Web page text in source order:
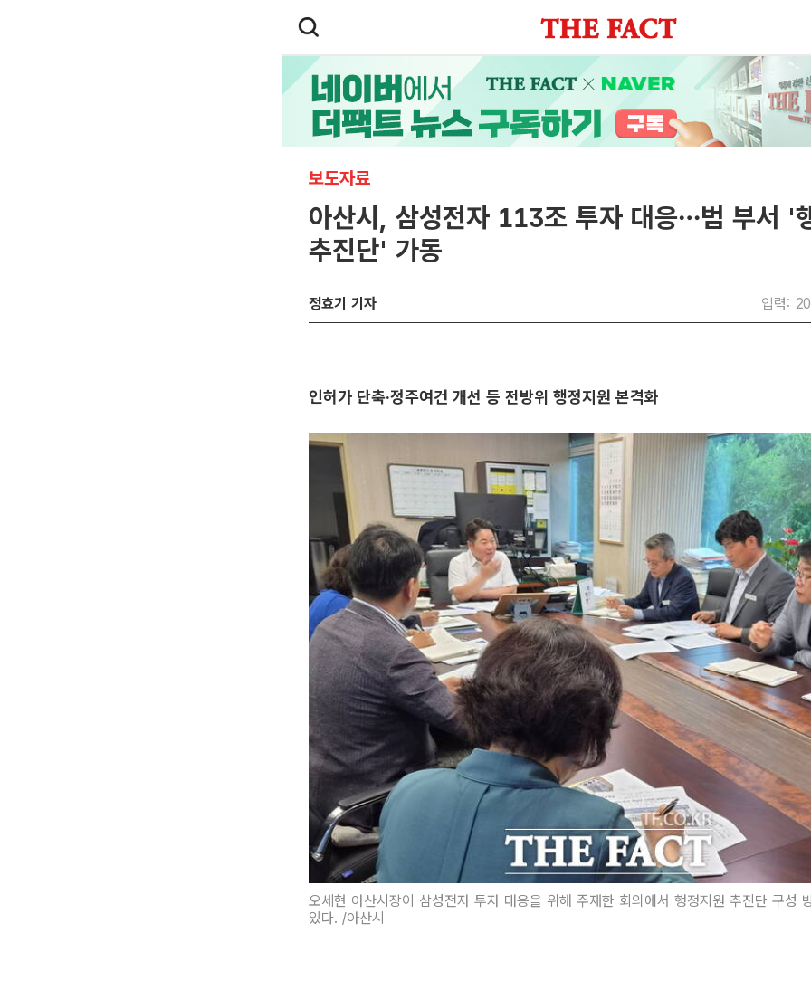
보도자료
아산시, 삼성전자 113조 투자 대응…범 부서 '
추진단' 가동
정효기 기자 입력:
인허가 단축·정주여건 개선 등 전방위 행정지원 본격화
오세현 아산시장이 삼성전자 투자 대응을 위해 주재한 회의에서 행정지원 추진단 구성
있다. /아산시